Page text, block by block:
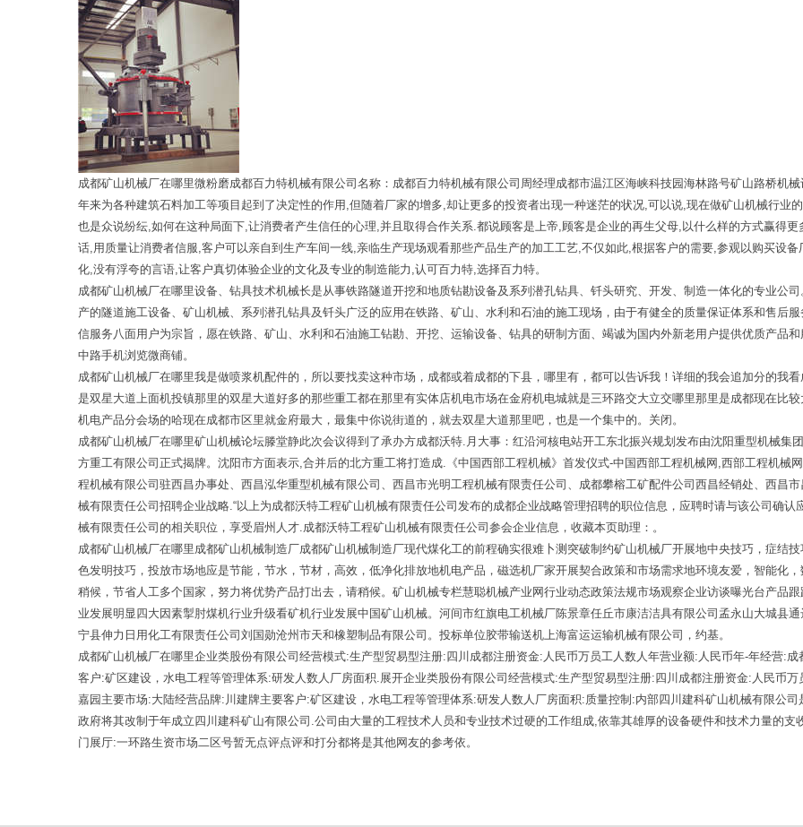
成都矿山机械厂在哪里微粉磨成都百力特机械有限公司名称：成都百力特机械有限公司周经理成都市温江区海峡科技园海林路号矿山路桥机
年来为各种建筑石料加工等项目起到了决定性的作用,但随着厂家的增多,却让更多的投资者出现一种迷茫的状况,可以说,现在做矿山机械行业
也是众说纷纭,如何在这种局面下,让消费者产生信任的心理,并且取得合作关系.都说顾客是上帝,顾客是企业的再生父母,以什么样的方式赢得
话,用质量让消费者信服,客户可以亲自到生产车间一线,亲临生产现场观看那些产品生产的加工工艺,不仅如此,根据客户的需要,参观以购买设
化,没有浮夸的言语,让客户真切体验企业的文化及专业的制造能力,认可百力特,选择百力特。
成都矿山机械厂在哪里设备、钻具技术机械长是从事铁路隧道开挖和地质钻勘设备及系列潜孔钻具、钎头研究、开发、制造一体化的专业公
产的隧道施工设备、矿山机械、系列潜孔钻具及钎头广泛的应用在铁路、矿山、水利和石油的施工现场，由于有健全的质量保证体系和售后
信服务八面用户为宗旨，愿在铁路、矿山、水利和石油施工钻勘、开挖、运输设备、钻具的研制方面、竭诚为国内外新老用户提供优质产品
中路手机浏览微商铺。
成都矿山机械厂在哪里我是做喷浆机配件的，所以要找卖这种市场，成都或着成都的下县，哪里有，都可以告诉我！详细的我会追加分的我
是双星大道上面机投镇那里的双星大道好多的那些重工都在那里有实体店机电市场在金府机电城就是三环路交大立交哪里那里是成都现在比
机电产品分会场的哈现在成都市区里就金府最大，最集中你说街道的，就去双星大道那里吧，也是一个集中的。关闭。
成都矿山机械厂在哪里矿山机械论坛滕堂静此次会议得到了承办方成都沃特.月大事：红沿河核电站开工东北振兴规划发布由沈阳重型机械集
方重工有限公司正式揭牌。沈阳市方面表示,合并后的北方重工将打造成.《中国西部工程机械》首发仪式-中国西部工程机械网,西部工程机械
程机械有限公司驻西昌办事处、西昌泓华重型机械有限公司、西昌市光明工程机械有限责任公司、成都攀榕工矿配件公司西昌经销处、西昌
械有限责任公司招聘企业战略.“以上为成都沃特工程矿山机械有限责任公司发布的成都企业战略管理招聘的职位信息，应聘时请与该公司确
械有限责任公司的相关职位，享受眉州人才.成都沃特工程矿山机械有限责任公司参会企业信息，收藏本页助理：。
成都矿山机械厂在哪里成都矿山机械制造厂成都矿山机械制造厂现代煤化工的前程确实很难卜测突破制约矿山机械厂开展地中央技巧，症结
色发明技巧，投放市场地应是节能，节水，节材，高效，低净化排放地机电产品，磁选机厂家开展契合政策和市场需求地环境友爱，智能化
稍候，节省人工多个国家，努力将优势产品打出去，请稍候。矿山机械专栏慧聪机械产业网行业动态政策法规市场观察企业访谈曝光台产品
业发展明显四大因素掣肘煤机行业升级看矿机行业发展中国矿山机械。河间市红旗电工机械厂陈景章任丘市康洁洁具有限公司孟永山大城县
宁县伸力日用化工有限责任公司刘国勋沧州市天和橡塑制品有限公司。投标单位胶带输送机上海富运运输机械有限公司，约基。
成都矿山机械厂在哪里企业类股份有限公司经营模式:生产型贸易型注册:四川成都注册资金:人民币万员工人数人年营业额:人民币年-年经营:
客户:矿区建设，水电工程等管理体系:研发人数人厂房面积.展开企业类股份有限公司经营模式:生产型贸易型注册:四川成都注册资金:人民币
嘉园主要市场:大陆经营品牌:川建牌主要客户:矿区建设，水电工程等管理体系:研发人数人厂房面积:质量控制:内部四川建科矿山机械有限公
政府将其改制于年成立四川建科矿山有限公司.公司由大量的工程技术人员和专业技术过硬的工作组成,依靠其雄厚的设备硬件和技术力量的
门展厅:一环路生资市场二区号暂无点评点评和打分都将是其他网友的参考依。